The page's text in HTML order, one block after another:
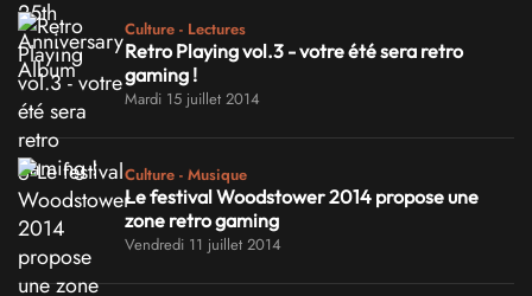
Culture - Lectures
Retro Playing vol.3 - votre été sera retro
gaming !
Mardi 15 juillet 2014
Culture - Musique
Le festival Woodstower 2014 propose une
zone retro gaming
Vendredi 11 juillet 2014